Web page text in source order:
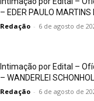
– EDER PAULO MARTINS
Redação - 6 de agosto de
Intimação por Edital –
– WANDERLEI
Redação - 6 de agosto de